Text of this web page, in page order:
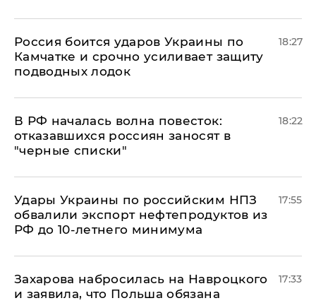
Россия боится ударов Украины по
Камчатке и срочно усиливает защиту
подводных лодок
18:27
​В РФ началась волна повесток:
отказавшихся россиян заносят в
"черные списки"
18:22
Удары Украины по российским НПЗ
обвалили экспорт нефтепродуктов из
РФ до 10-летнего минимума
17:55
​Захарова набросилась на Навроцкого
и заявила, что Польша обязана
17:33